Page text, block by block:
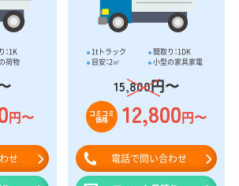
：1K
荷物
円〜
せ
1tトラック
間取り：1DK
目安：2㎥
小型の家具家電
15,800円〜
コミコミ
価格 12,800円〜
電話で問い合わせ